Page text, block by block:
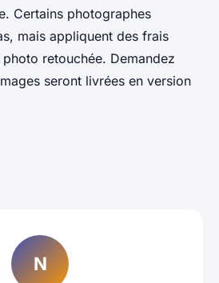
Certains photographes
mais appliquent des frais
retouchée. Demandez
seront livrées en version
N